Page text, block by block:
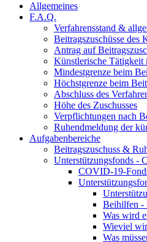
Allgemeines
F.A.Q.
Verfahrensstand &
Beitragszuschüsse des
Antrag auf
Künstlerische
Mindestgrenze beim
Höchstgrenze beim
Abschluss des
Höhe des Zuschusses
Verpflichtungen nach
Ruhendmeldung der
Aufgabenbereiche
Beitragszuschuss &
Unterstützungsfonds -
COVID-19-
Beihilfen -
Was wird
Wieviel
Was